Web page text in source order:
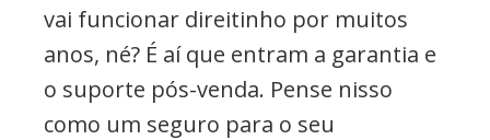
vai funcionar direitinho por muitos
anos, né? É aí que entram a garantia e
o suporte pós-venda. Pense nisso
como um seguro para o seu